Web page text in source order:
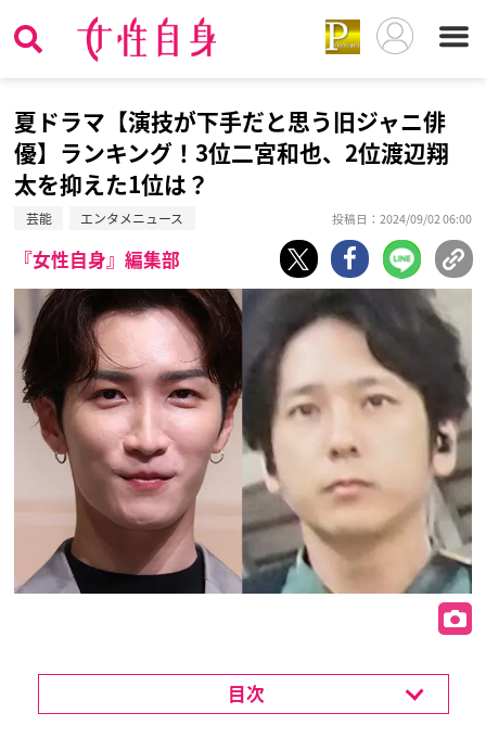
夏ドラマ【演技が下手だと思う旧ジャニ俳
優】ランキング！3位二宮和也、2位渡辺翔
太を抑えた1位は？
芸能 エンタメニュース 投稿日：2024/09/02 06:00
『女性自身』編集部
目次